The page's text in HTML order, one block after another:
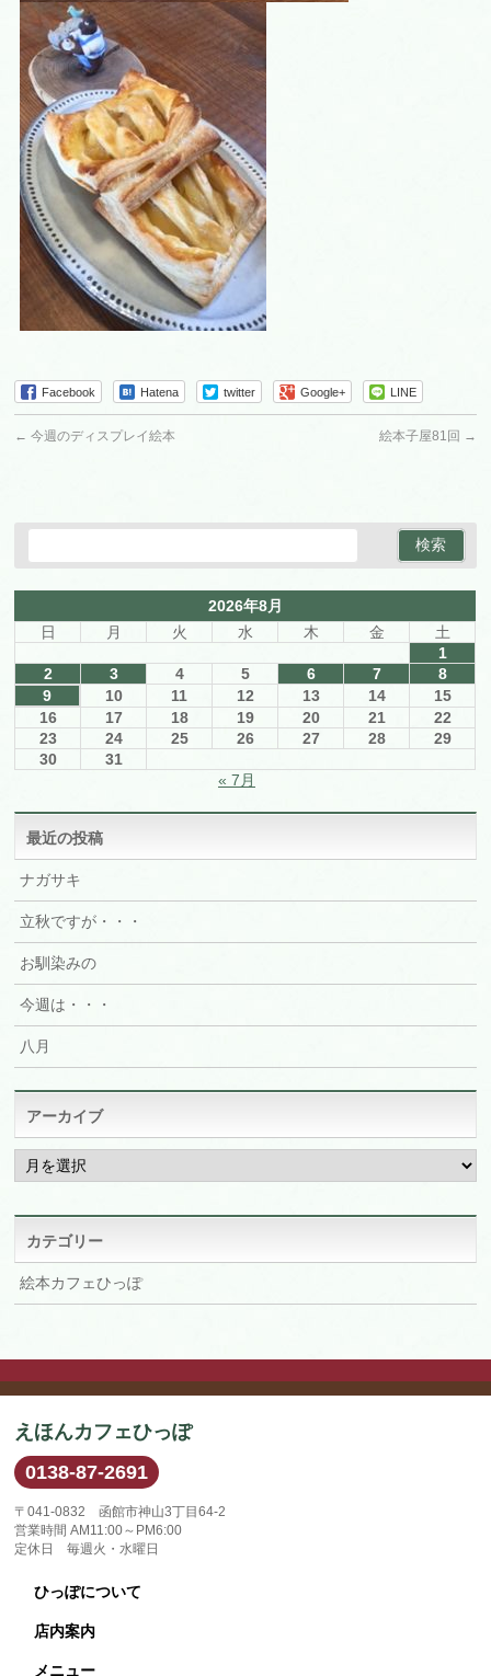
Facebook Hatena twitter Google+ LINE
← 今週のディスプレイ絵本 絵本子屋81回 →
2026年8月
日
月 火 水 木 金
土
1
2
3 4 5 6 7
8
9
10 11 12 13 14
15
16
17 18 19 20 21
22
23
24 25 26 27 28
29
30
31
« 7月
最近の投稿
ナガサキ
立秋ですが・・・
お馴染みの
今週は・・・
八月
アーカイブ
ア
ー
カ
カテゴリー
絵本カフェひっぽ
えほんカフェひっぽ
0138-87-2691
〒041-0832 函館市神山3丁目64-2
営業時間 AM11:00～PM6:00
定休日 毎週火・水曜日
ひっぽについて
店内案内
メニュー